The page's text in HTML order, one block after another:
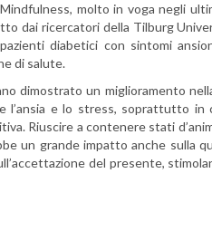
molto in voga negli
dai ricercatori della Tilburg
diabetici con sintomi
di salute.
dimostrato un miglioramento
l’ansia e lo stress, soprattutto in
Riuscire a contenere stati
un grande impatto anche sulla
del presente,